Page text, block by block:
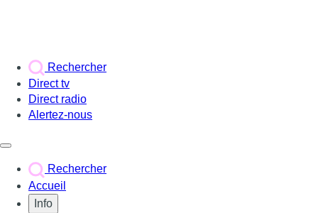
Rechercher
Direct tv
Direct radio
Alertez-nous
Rechercher
Accueil
Info